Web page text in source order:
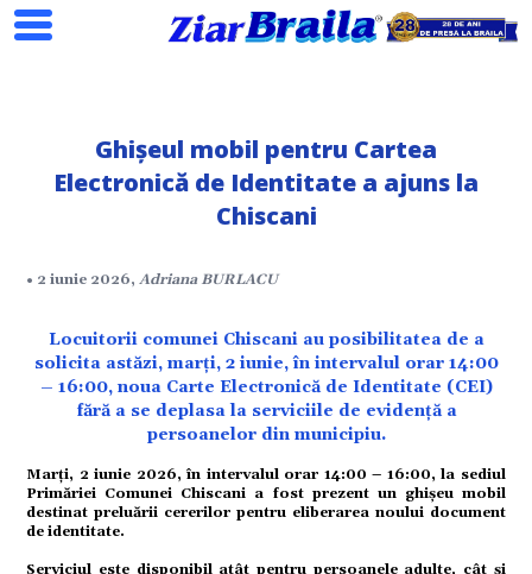
Ghișeul mobil pentru Cartea
Electronică de Identitate a ajuns la
Chiscani
• 2 iunie 2026,Adriana BURLACU
Locuitorii comunei Chiscani au posibilitatea de a
solicita astăzi, marți, 2 iunie, în intervalul orar 14:00
– 16:00, noua Carte Electronică de Identitate (CEI)
fără a se deplasa la serviciile de evidență a
persoanelor din municipiu.
Marți, 2 iunie 2026, în intervalul orar 14:00 – 16:00, la sediul
Primăriei Comunei Chiscani a fost prezent un ghișeu mobil
destinat preluării cererilor pentru eliberarea noului document
de identitate.
Serviciul este disponibil atât pentru persoanele adulte, cât și